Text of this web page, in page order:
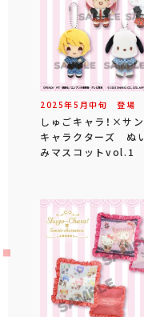
2025年5 月中旬 登場
しゅごキャラ！×サ
キャラクターズ ぬ
みマスコットvol.1